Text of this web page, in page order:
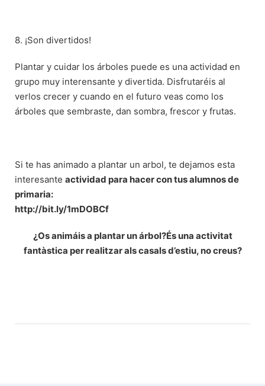
8. ¡Son divertidos!
Plantar y cuidar los árboles puede es una actividad en
grupo muy interensante y divertida. Disfrutaréis al
verlos crecer y cuando en el futuro veas como los
árboles que sembraste, dan sombra, frescor y frutas.
Si te has animado a plantar un arbol, te dejamos esta
interesante actividad para hacer con tus alumnos de
primaria:
http://bit.ly/1mDOBCf
¿Os animáis a plantar un árbol?És una activitat
fantàstica per realitzar als casals d’estiu, no creus?